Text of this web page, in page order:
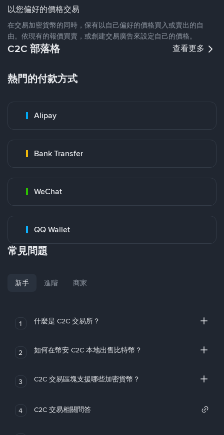
以您偏好的價格交易
在交易加密貨幣的同時，保有以自己偏好的價格買入或賣出的自
由。依現有的報價買賣，或創建交易廣告來設定自己的價格。
C2C 部落格 查看更多
熱門的付款方式
Alipay
Bank Transfer
WeChat
QQ Wallet
常見問題
新手 進階 商家
1 什麼是 C2C 交易所？
2 如何在幣安 C2C 本地出售比特幣？
3 C2C 交易區塊支援哪些加密貨幣？
4 C2C 交易相關問答